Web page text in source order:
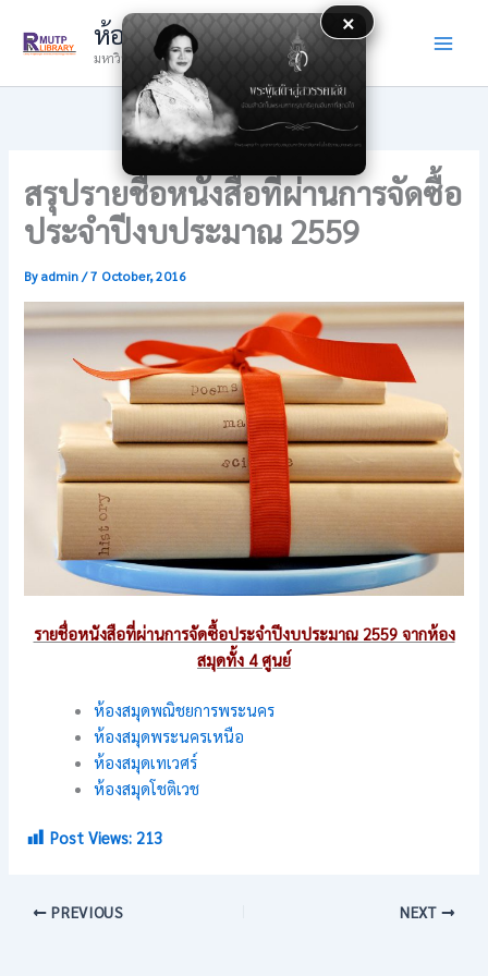
×
ห้องสมุด
มหาวิทยาลัยเทคโนโลยีราชมงคลพระนคร
สรุปรายชื่อหนังสือที่ผ่านการจัดซื้อ
ประจำปีงบประมาณ 2559
Byadmin/7 October, 2016
รายชื่อหนังสือที่ผ่านการจัดซื้อประจำปีงบประมาณ 2559 จากห้อง
สมุดทั้ง 4 ศูนย์
ห้องสมุดพณิชยการพระนคร
ห้องสมุดพระนครเหนือ
ห้องสมุดเทเวศร์
ห้องสมุดโชติเวช
Post Views: 213
PREVIOUS NEXT